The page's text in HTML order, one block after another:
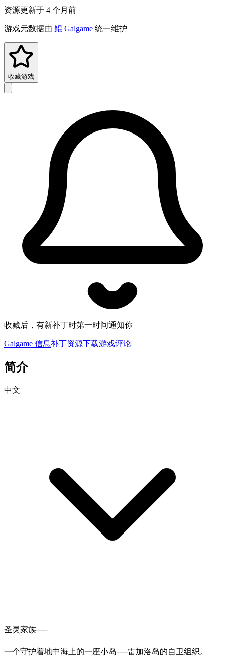
资源更新于 4 个月前
游戏元数据由 鲲 Galgame 统一维护
收藏游戏
收藏后，有新补丁时第一时间通知你
Galgame 信息补丁资源下载游戏评论
简介
中文
圣灵家族──
一个守护着地中海上的一座小岛──雷加洛岛的自卫组织。